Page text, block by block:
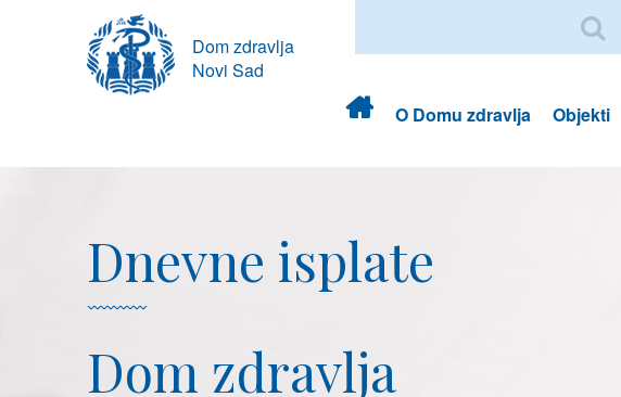
Dom zdravlja
Novi Sad
Dom
zdravlja
O Domu zdravlja Objekti
Dnevne isplate
Dom zdravlja